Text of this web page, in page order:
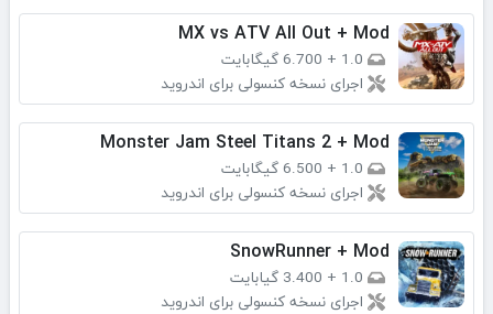
MX vs ATV All Out + Mod
1.0
+ 6.700 گیگابایت
اجرای نسخه کنسولی برای اندروید
Monster Jam Steel Titans 2 + Mod
1.0
+ 6.500 گیگابایت
اجرای نسخه کنسولی برای اندروید
SnowRunner + Mod
1.0
+ 3.400 گیابایت
اجرای نسخه کنسولی برای اندروید